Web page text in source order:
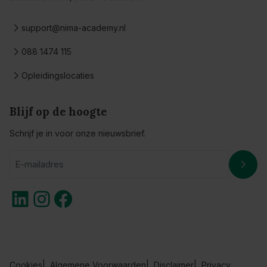
support@nima-academy.nl
088 1474 115
Opleidingslocaties
Blijf op de hoogte
Schrijf je in voor onze nieuwsbrief.
m
a
LinkedIn Instagram Facebook
Cookies Algemene Voorwaarden Disclaimer Privacy